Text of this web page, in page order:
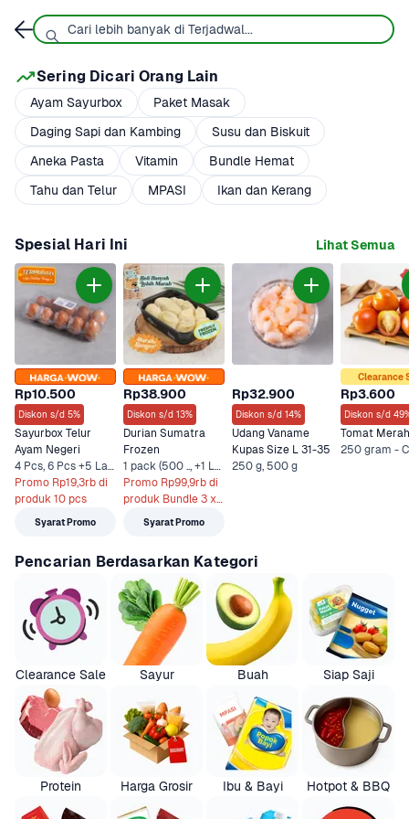
Sering Dicari Orang Lain
Ayam Sayurbox
Paket Masak
Daging Sapi dan Kambing
Susu dan Biskuit
Aneka Pasta
Vitamin
Bundle Hemat
Tahu dan Telur
MPASI Ikan dan Kerang
Spesial Hari Ini Lihat Semua
Rp10.500
Diskon s/d 5%
Sayurbox Telur
Ayam Negeri
4 Pcs, 6 Pcs +5 Lainnya
Promo Rp19,3rb di
produk 10 pcs
Syarat Promo
Rp38.900
Diskon s/d 13%
Durian Sumatra
Frozen
1 pack (500 .., +1 Lainnya
Promo Rp99,9rb di
produk Bundle 3 x
500 grSyarat Promo
Rp32.900
Diskon s/d 14%
Udang Vaname
Kupas Size L 31-35
250 g, 500 g
Clearance
Rp3.600
Diskon s/d
Tomat Merah
Pencarian Berdasarkan Kategori
Clearance Sale Sayur Buah Siap Saji
Protein Harga Grosir Ibu & Bayi Hotpot & BBQ